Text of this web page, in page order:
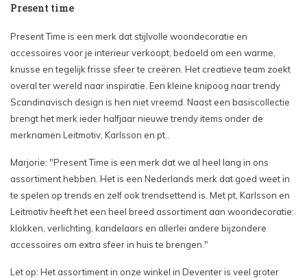
Present time
Present Time is een merk dat stijlvolle woondecoratie en
accessoires voor je interieur verkoopt, bedoeld om een warme,
knusse en tegelijk frisse sfeer te creëren. Het creatieve team zoekt
overal ter wereld naar inspiratie. Een kleine knipoog naar trendy
Scandinavisch design is hen niet vreemd. Naast een basiscollectie
brengt het merk ieder halfjaar nieuwe trendy items onder de
merknamen Leitmotiv, Karlsson en pt..
Marjorie: "Present Time is een merk dat we al heel lang in ons
assortiment hebben. Het is een Nederlands merk dat goed weet in
te spelen op trends en zelf ook trendsettend is. Met pt, Karlsson en
Leitmotiv heeft het een heel breed assortiment aan woondecoratie:
klokken, verlichting, kandelaars en allerlei andere bijzondere
accessoires om extra sfeer in huis te brengen."
Let op: Het assortiment in onze winkel in Deventer is veel groter